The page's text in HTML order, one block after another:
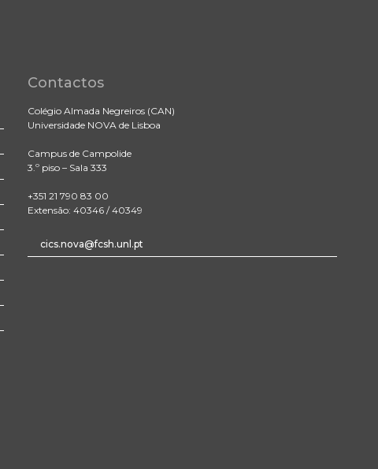
Contactos
Colégio Almada Negreiros (CAN)
Universidade NOVA de Lisboa
Campus de Campolide
3.º piso – Sala 333
+351 21 790 83 00
Extensão: 40346 / 40349
cics.nova@fcsh.unl.pt